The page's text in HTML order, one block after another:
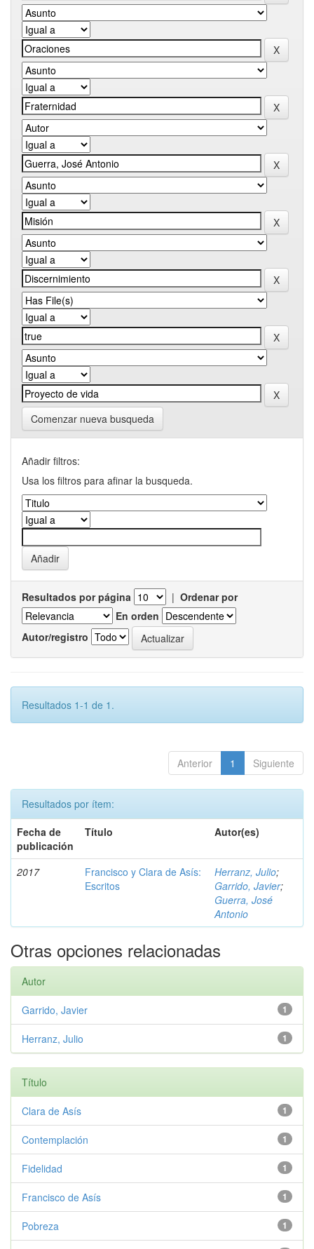
Comenzar nueva busqueda
Añadir filtros:
Usa los filtros para afinar la busqueda.
Resultados por página | Ordenar por
En orden
Autor/registro
Resultados 1-1 de 1.
Anterior 1 Siguiente
Resultados por ítem:
Fecha de
publicación
Título Autor(es)
2017
Francisco y Clara de Asís:
Escritos
Herranz, Julio;
Garrido, Javier;
Guerra, José
Antonio
Otras opciones relacionadas
Autor
1
Garrido, Javier
1
Herranz, Julio
Título
1
Clara de Asís
1
Contemplación
1
Fidelidad
1
Francisco de Asís
1
Pobreza